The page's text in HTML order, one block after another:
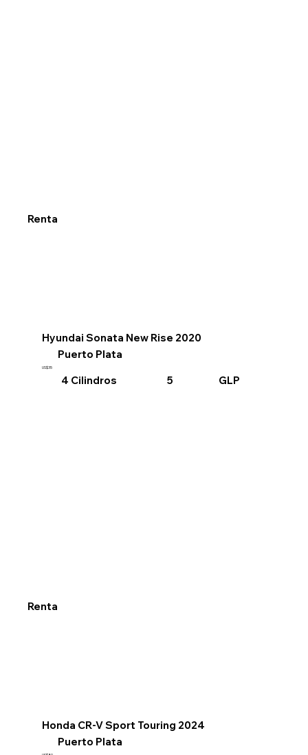
Renta
Hyundai Sonata New Rise 2020
Puerto Plata
US$35
4 Cilindros 5 GLP
Renta
Honda CR-V Sport Touring 2024
Puerto Plata